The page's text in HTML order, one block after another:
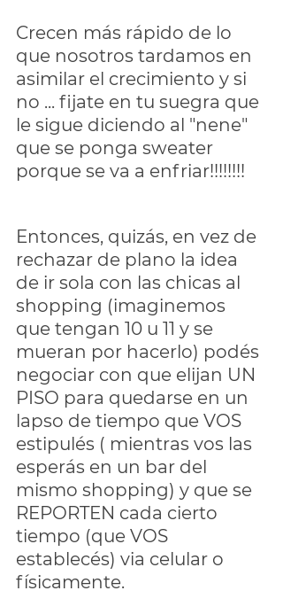
Crecen más rápido de lo
que nosotros tardamos en
asimilar el crecimiento y si
no ... fijate en tu suegra que
le sigue diciendo al "nene"
que se ponga sweater
porque se va a enfriar!!!!!!!!
Entonces, quizás, en vez de
rechazar de plano la idea
de ir sola con las chicas al
shopping (imaginemos
que tengan 10 u 11 y se
mueran por hacerlo) podés
negociar con que elijan UN
PISO para quedarse en un
lapso de tiempo que VOS
estipulés ( mientras vos las
esperás en un bar del
mismo shopping) y que se
REPORTEN cada cierto
tiempo (que VOS
establecés) via celular o
físicamente.